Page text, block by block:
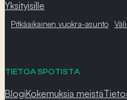
Yksityisille
Pitkäaikainen vuokra-asunto
TIETOA SPOTISTA
BlogiKokemuksia meistä